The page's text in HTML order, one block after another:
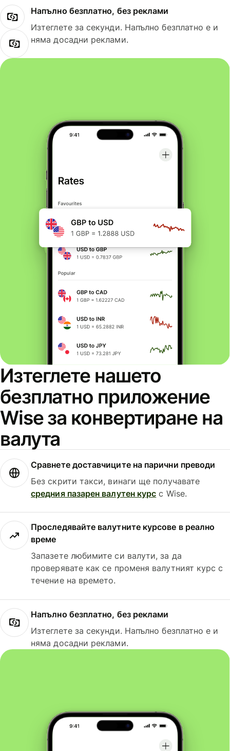
Напълно безплатно, без реклами
Изтеглете за секунди. Напълно безплатно е и
няма досадни реклами.
Изтеглете нашето
безплатно приложение
Wise за конвертиране на
валута
Сравнете доставчиците на парични преводи
Без скрити такси, винаги ще получавате
средния пазарен валутен курс с Wise.
Проследявайте валутните курсове в реално
време
Запазете любимите си валути, за да
проверявате как се променя валутният курс с
течение на времето.
Напълно безплатно, без реклами
Изтеглете за секунди. Напълно безплатно е и
няма досадни реклами.